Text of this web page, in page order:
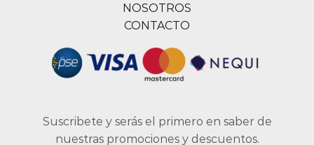
NOSOTROS
CONTACTO
Suscribete y serás el primero en saber de
nuestras promociones y descuentos.